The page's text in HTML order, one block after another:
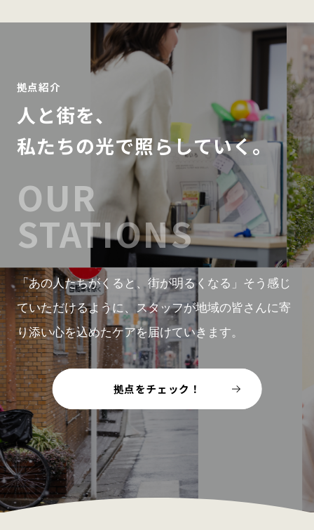
拠点紹介
人と街を、
私たちの光で照らしていく。
OUR
STATIONS
「あの人たちがくると、街が明るくなる」 そう感じ
ていただけるように、スタッフが地域の皆さんに寄
り添い心を込めたケアを届けていきます。
拠点をチェック！